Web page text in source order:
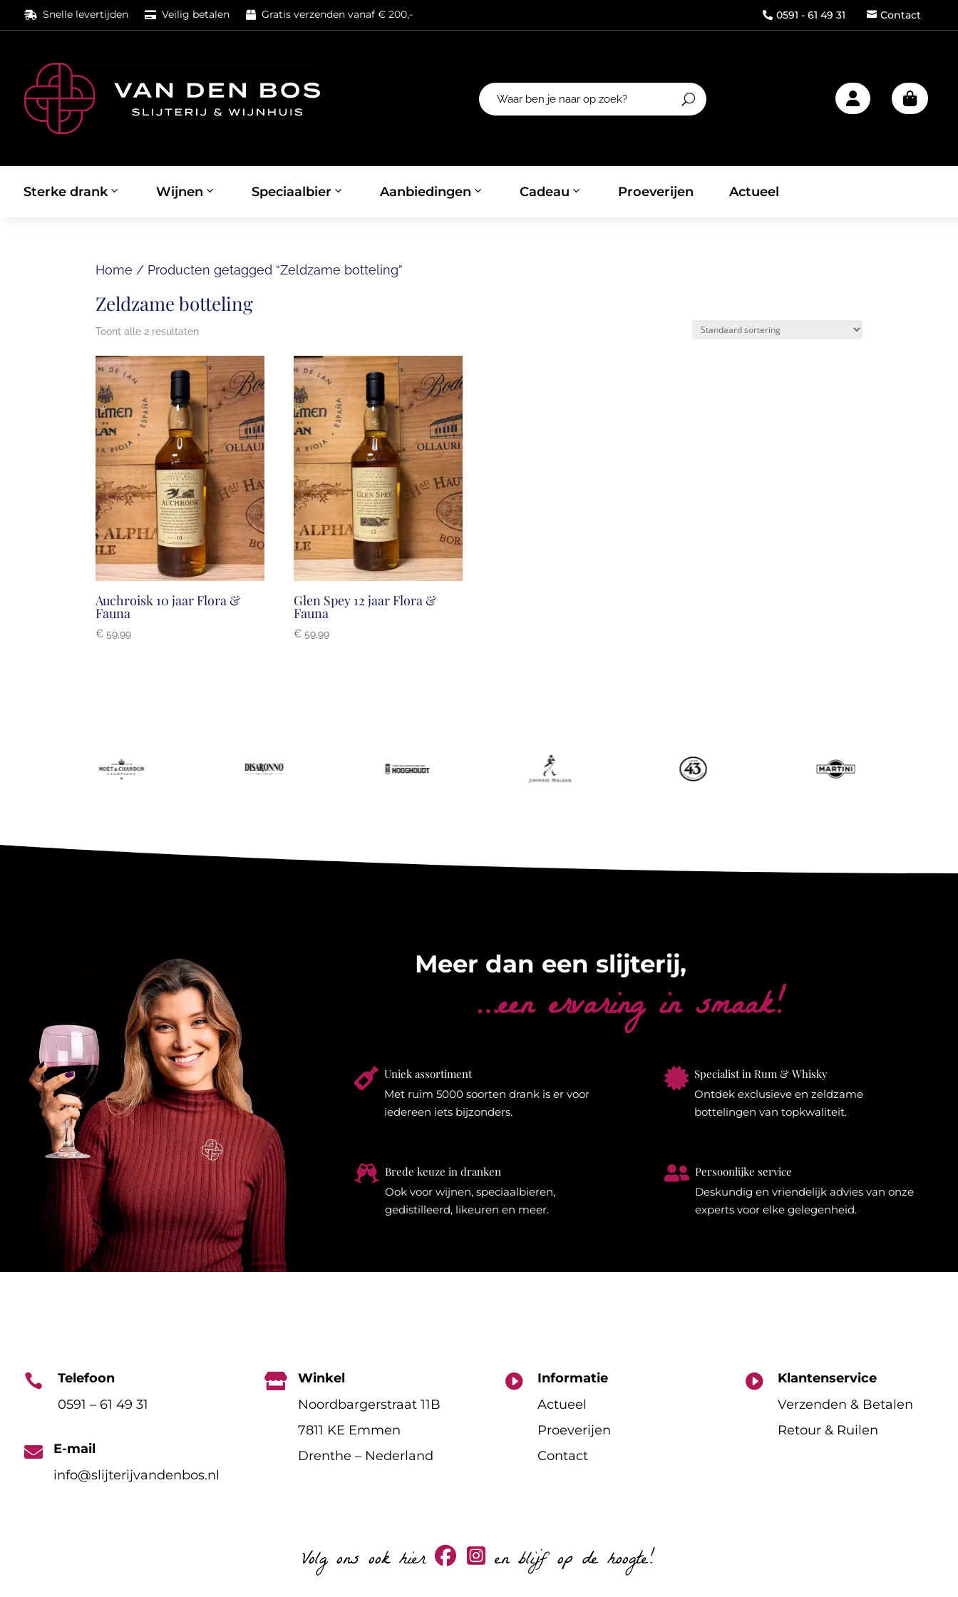
 Snelle levertijden  Veilig betalen  Gratis verzenden vanaf € 200,-  0591 - 61 49 31  Contact

Sterke drank Wijnen Speciaalbier Aanbiedingen Cadeau Proeverijen Actueel
Home / Producten getagged “Zeldzame botteling”
Zeldzame botteling
Toont alle 2 resultaten
Auchroisk 10 jaar Flora &
Fauna
€ 59,99
Glen Spey 12 jaar Flora &
Fauna
€ 59,99
Meer dan een slijterij,
…een ervaring in smaak!
 Uniek assortiment
Met ruim 5000 soorten drank is er voor
iedereen iets bijzonders.
 Specialist in Rum & Whisky
Ontdek exclusieve en zeldzame
bottelingen van topkwaliteit.
 Brede keuze in dranken
Ook voor wijnen, speciaalbieren,
gedistilleerd, likeuren en meer.
 Persoonlijke service
Deskundig en vriendelijk advies van onze
experts voor elke gelegenheid.

Telefoon
0591 – 61 49 31

E-mail
info@slijterijvandenbos.nl

Winkel
Noordbargerstraat 11B
7811 KE Emmen
Drenthe – Nederland

Informatie
Actueel
Proeverijen
Contact

Klantenservice
Verzenden & Betalen
Retour & Ruilen
Volg ons ook hier en blijf op de hoogte!